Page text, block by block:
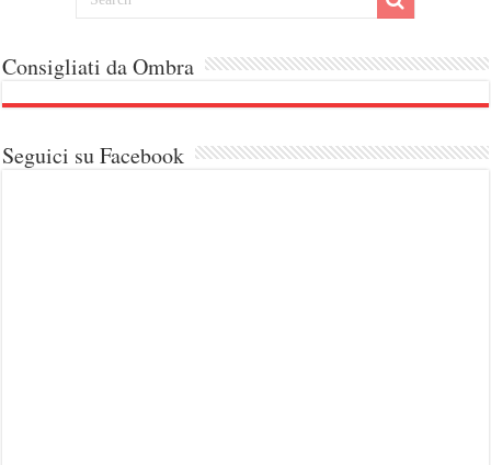
Consigliati da Ombra
Seguici su Facebook